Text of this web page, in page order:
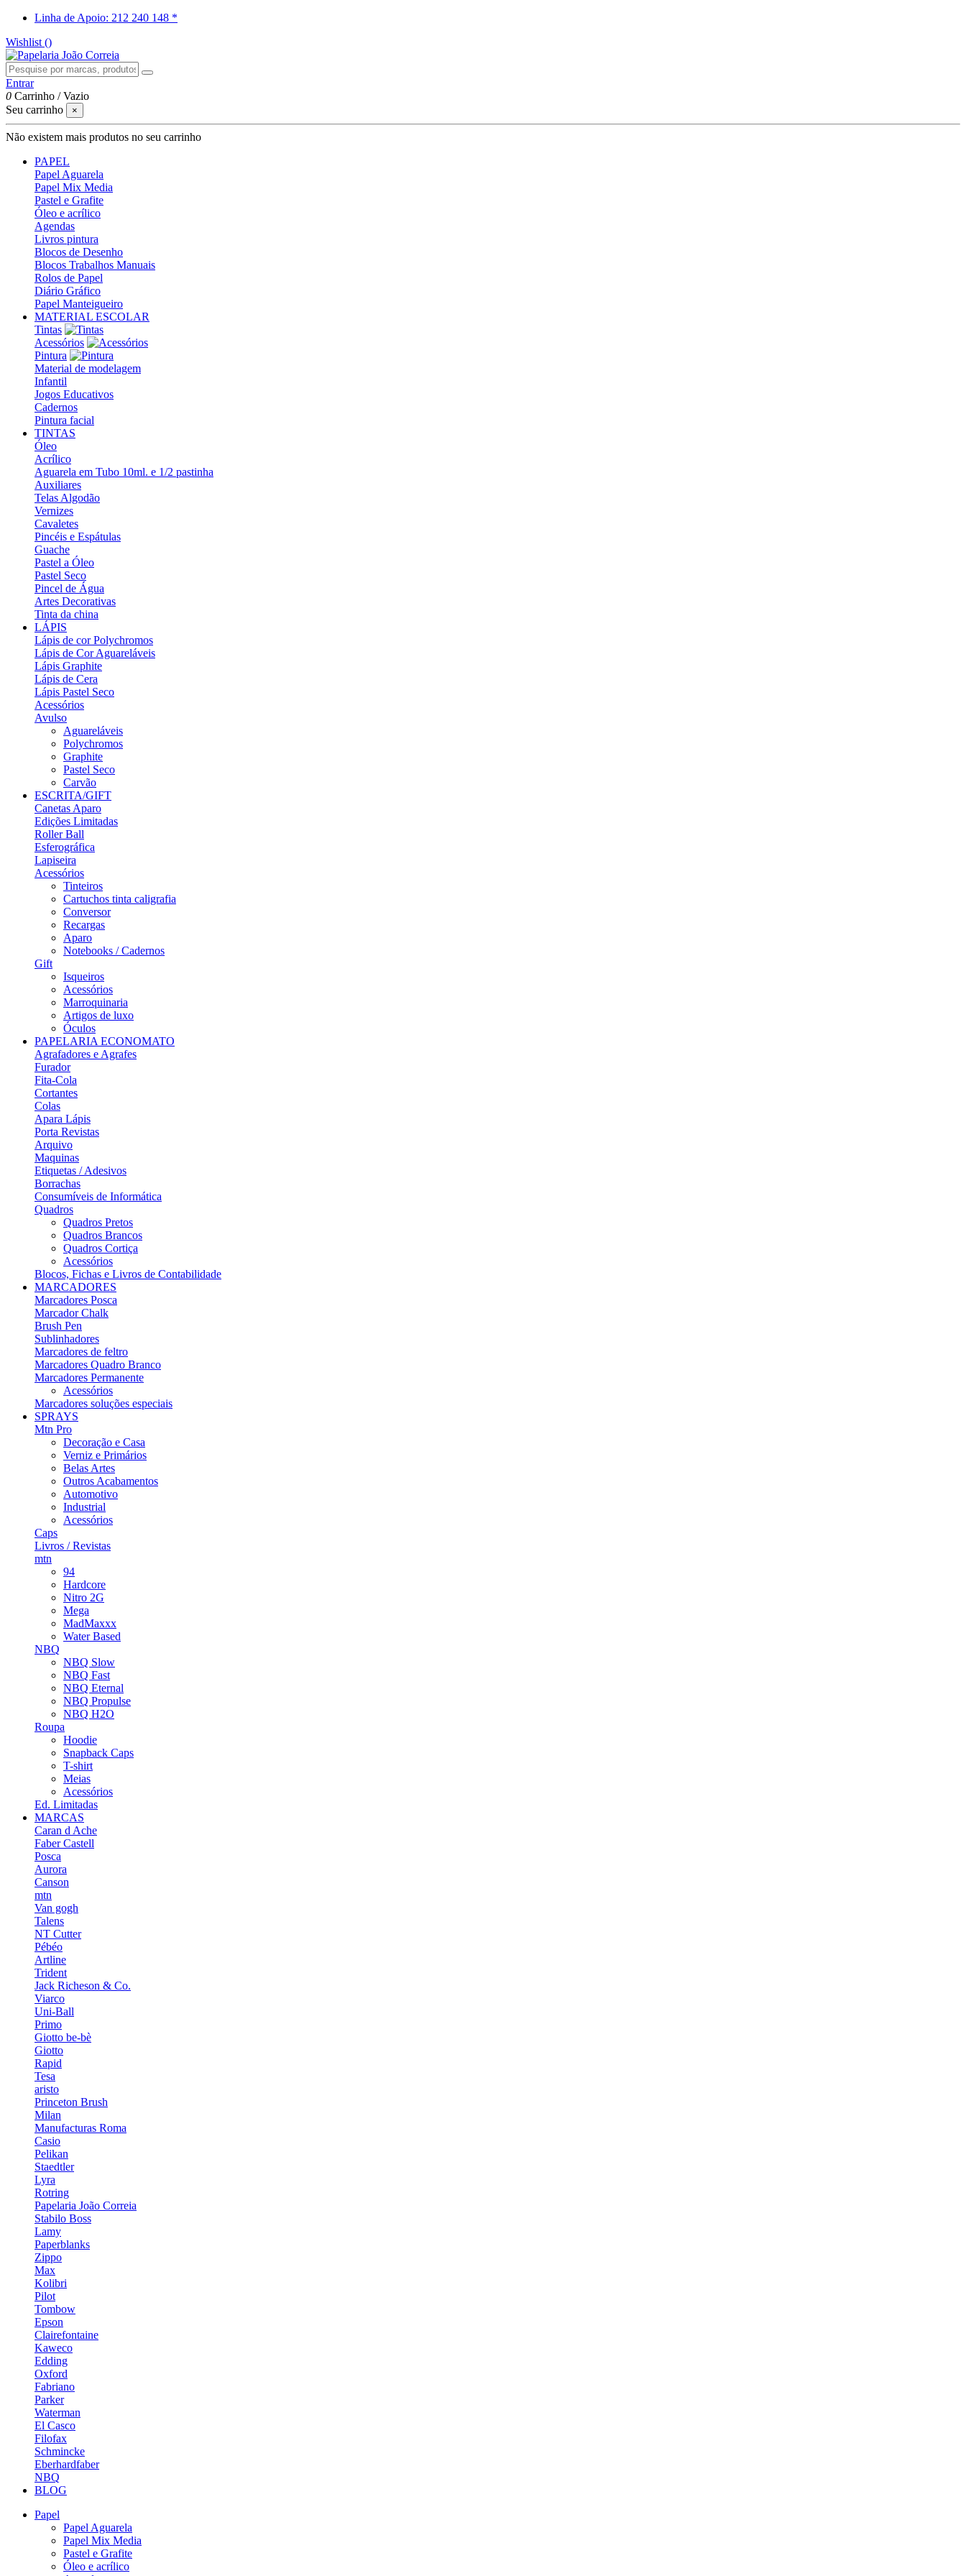
Linha de Apoio: 212 240 148 *
Wishlist ()
Entrar
0 Carrinho /Vazio
Seu carrinho
×
Não existem mais produtos no seu carrinho
PAPEL
Papel Aguarela
Papel Mix Media
Pastel e Grafite
Óleo e acrílico
Agendas
Livros pintura
Blocos de Desenho
Blocos Trabalhos Manuais
Rolos de Papel
Diário Gráfico
Papel Manteigueiro
MATERIAL ESCOLAR
Tintas
Acessórios
Pintura
Material de modelagem
Infantil
Jogos Educativos
Cadernos
Pintura facial
TINTAS
Óleo
Acrílico
Aguarela em Tubo 10ml. e 1/2 pastinha
Auxiliares
Telas Algodão
Vernizes
Cavaletes
Pincéis e Espátulas
Guache
Pastel a Óleo
Pastel Seco
Pincel de Água
Artes Decorativas
Tinta da china
LÁPIS
Lápis de cor Polychromos
Lápis de Cor Aguareláveis
Lápis Graphite
Lápis de Cera
Lápis Pastel Seco
Acessórios
Avulso
Aguareláveis
Polychromos
Graphite
Pastel Seco
Carvão
ESCRITA/GIFT
Canetas Aparo
Edições Limitadas
Roller Ball
Esferográfica
Lapiseira
Acessórios
Tinteiros
Cartuchos tinta caligrafia
Conversor
Recargas
Aparo
Notebooks / Cadernos
Gift
Isqueiros
Acessórios
Marroquinaria
Artigos de luxo
Óculos
PAPELARIA ECONOMATO
Agrafadores e Agrafes
Furador
Fita-Cola
Cortantes
Colas
Apara Lápis
Porta Revistas
Arquivo
Maquinas
Etiquetas / Adesivos
Borrachas
Consumíveis de Informática
Quadros
Quadros Pretos
Quadros Brancos
Quadros Cortiça
Acessórios
Blocos, Fichas e Livros de Contabilidade
MARCADORES
Marcadores Posca
Marcador Chalk
Brush Pen
Sublinhadores
Marcadores de feltro
Marcadores Quadro Branco
Marcadores Permanente
Acessórios
Marcadores soluções especiais
SPRAYS
Mtn Pro
Decoração e Casa
Verniz e Primários
Belas Artes
Outros Acabamentos
Automotivo
Industrial
Acessórios
Caps
Livros / Revistas
mtn
94
Hardcore
Nitro 2G
Mega
MadMaxxx
Water Based
NBQ
NBQ Slow
NBQ Fast
NBQ Eternal
NBQ Propulse
NBQ H2O
Roupa
Hoodie
Snapback Caps
T-shirt
Meias
Acessórios
Ed. Limitadas
MARCAS
Caran d Ache
Faber Castell
Posca
Aurora
Canson
mtn
Van gogh
Talens
NT Cutter
Pébéo
Artline
Trident
Jack Richeson & Co.
Viarco
Uni-Ball
Primo
Giotto be-bè
Giotto
Rapid
Tesa
aristo
Princeton Brush
Milan
Manufacturas Roma
Casio
Pelikan
Staedtler
Lyra
Rotring
Papelaria João Correia
Stabilo Boss
Lamy
Paperblanks
Zippo
Max
Kolibri
Pilot
Tombow
Epson
Clairefontaine
Kaweco
Edding
Oxford
Fabriano
Parker
Waterman
El Casco
Filofax
Schmincke
Eberhardfaber
NBQ
BLOG
Papel
Papel Aguarela
Papel Mix Media
Pastel e Grafite
Óleo e acrílico